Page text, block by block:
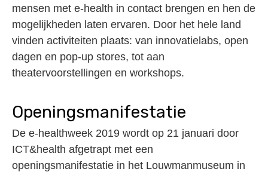
mensen met e-health in contact brengen en hen de
mogelijkheden laten ervaren. Door het hele land
vinden activiteiten plaats: van innovatielabs, open
dagen en pop-up stores, tot aan
theatervoorstellingen en workshops.
Openingsmanifestatie
De e-healthweek 2019 wordt op 21 januari door
ICT&health afgetrapt met een
openingsmanifestatie in het Louwmanmuseum in